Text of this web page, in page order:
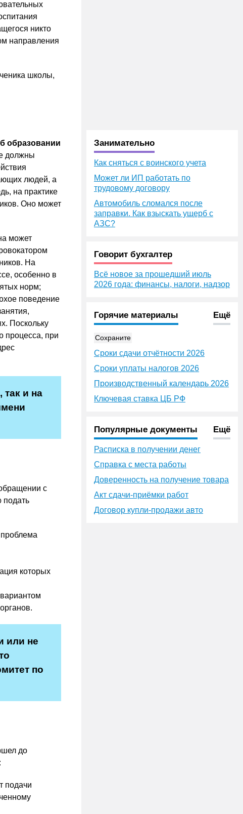
никто
направления
школы,
образовании
должны
людей, а
на практике
Оно может
может
На
особенно в
норм;
поведение
Поскольку
процесса, при
так и на
с
подать
которых
или не
по
до
подачи
Занимательно
Как сняться с воинского учета
Может ли ИП работать по
трудовому договору
Автомобиль сломался после
заправки. Как взыскать ущерб с
АЗС?
Говорит бухгалтер
Всё новое за прошедший июль
2026 года: финансы, налоги, надзор
Горячие материалы Ещё
Сохраните
Сроки сдачи отчётности 2026
Сроки уплаты налогов 2026
Производственный календарь 2026
Ключевая ставка ЦБ РФ
Популярные документы Ещё
Расписка в получении денег
Справка с места работы
Доверенность на получение товара
Акт сдачи-приёмки работ
Договор купли-продажи авто